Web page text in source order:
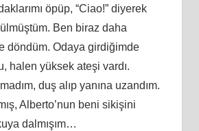
öpüp, “Ciao!” diyerek
Ben biraz daha
döndüm. Odaya girdiğimde
halen yüksek ateşi vardı.
duş alıp yanına uzandım.
Alberto’nun beni sikişini
dalmışım…